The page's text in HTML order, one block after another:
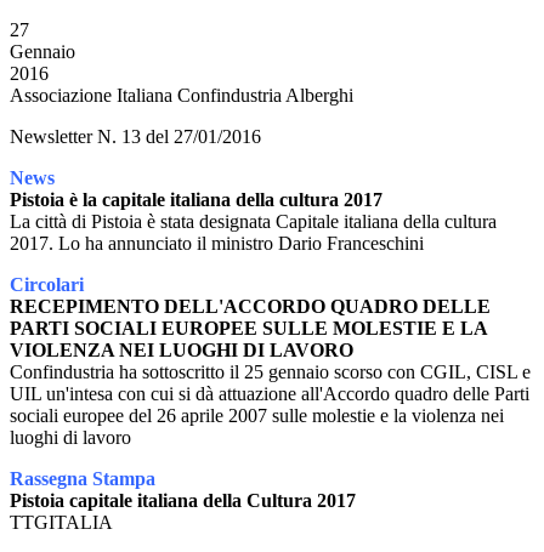
27
Gennaio
2016
Associazione Italiana Confindustria Alberghi
Newsletter N. 13 del 27/01/2016
News
Pistoia è la capitale italiana della cultura 2017
La città di Pistoia è stata designata Capitale italiana della cultura
2017. Lo ha annunciato il ministro Dario Franceschini
Circolari
RECEPIMENTO DELL'ACCORDO QUADRO DELLE
PARTI SOCIALI EUROPEE SULLE MOLESTIE E LA
VIOLENZA NEI LUOGHI DI LAVORO
Confindustria ha sottoscritto il 25 gennaio scorso con CGIL, CISL e
UIL un'intesa con cui si dà attuazione all'Accordo quadro delle Parti
sociali europee del 26 aprile 2007 sulle molestie e la violenza nei
luoghi di lavoro
Rassegna Stampa
Pistoia capitale italiana della Cultura 2017
TTGITALIA